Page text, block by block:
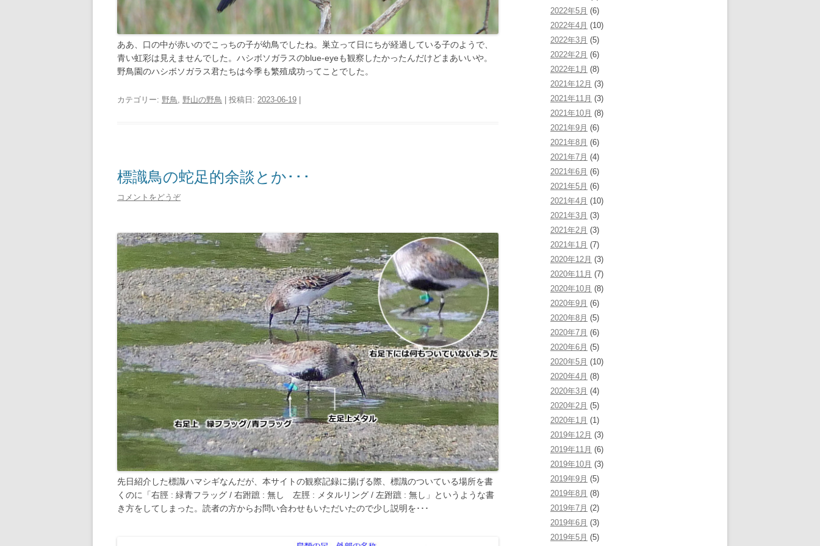
ああ、口の中が赤いのでこっちの子が幼鳥でしたね。巣立って日にちが経過している子のようで、
青い虹彩は見えませんでした。ハシボソガラスのblue-eyeも観察したかったんだけどまあいいや。
野鳥園のハシボソガラス君たちは今季も繁殖成功ってことでした。
カテゴリー: 野鳥, 野山の野鳥 | 投稿日: 2023-06-19
標識鳥の蛇足的余談とか･･･
コメントをどうぞ
先日紹介した標識ハマシギなんだが、本サイトの観察記録に揚げる際、標識のついている場所を書
くのに「右脛 : 緑青フラッグ / 右跗蹠 : 無し 左脛 : メタルリング / 左跗蹠 : 無し」というような書
き方をしてしまった。読者の方からお問い合わせもいただいたので少し説明を･･･
2022年5月 (6)
2022年4月 (10)
2022年3月 (5)
2022年2月 (6)
2022年1月 (8)
2021年12月 (3)
2021年11月 (3)
2021年10月 (8)
2021年9月 (6)
2021年8月 (6)
2021年7月 (4)
2021年6月 (6)
2021年5月 (6)
2021年4月 (10)
2021年3月 (3)
2021年2月 (3)
2021年1月 (7)
2020年12月 (3)
2020年11月 (7)
2020年10月 (8)
2020年9月 (6)
2020年8月 (5)
2020年7月 (6)
2020年6月 (5)
2020年5月 (10)
2020年4月 (8)
2020年3月 (4)
2020年2月 (5)
2020年1月 (1)
2019年12月 (3)
2019年11月 (6)
2019年10月 (3)
2019年9月 (5)
2019年8月 (8)
2019年7月 (2)
2019年6月 (3)
2019年5月 (5)